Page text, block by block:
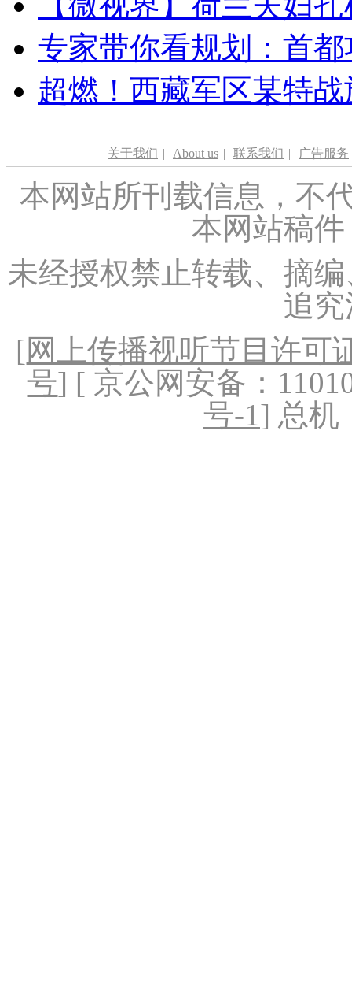
专家带你看规划：首
超燃！西藏军区某特
关于我们 | About us | 联系我们 | 广告服务
本网站所刊载信息，不
本网站稿
未经授权禁止转载、摘
追
[网上传播视听节目许可
号] [ 京公网安备：
号-1] 总机